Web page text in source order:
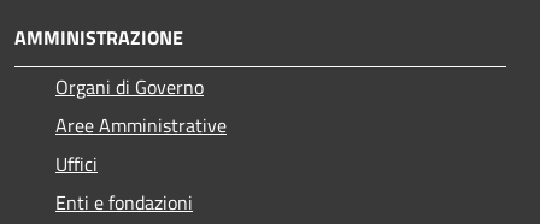
AMMINISTRAZIONE
Organi di Governo
Aree Amministrative
Uffici
Enti e fondazioni